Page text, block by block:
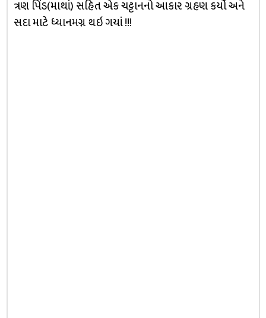
ત્રણ પિંડ(માથાં) સહિત એક ચટ્ટાનનો આકાર ગ્રહણ કર્યો અને
સદા માટે ધ્યાનમગ્ન થઇ ગયાં !!!